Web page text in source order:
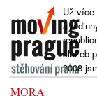
Už více
a
služeb
2008
MORA